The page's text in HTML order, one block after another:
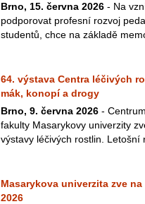
Brno, 15. června 2026 - Na
podporovat profesní rozvoj
studentů, chce na základě
64. výstava Centra léčivých
mák, konopí a drogy
Brno, 9. června 2026 -
fakulty Masarykovy univerzity
výstavy léčivých rostlin. Letošní
Masarykova univerzita zve
2026